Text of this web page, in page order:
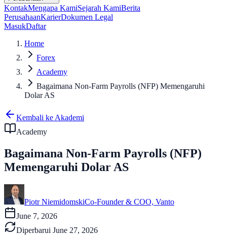
KontakMengapa KamiSejarah KamiBerita
PerusahaanKarierDokumen Legal
MasukDaftar
Home
Forex
Academy
Bagaimana Non-Farm Payrolls (NFP) Memengaruhi
Dolar AS
Kembali ke Akademi
Academy
Bagaimana Non-Farm Payrolls (NFP)
Memengaruhi Dolar AS
Piotr NiemidomskiCo-Founder & COO, Vanto
June 7, 2026
Diperbarui June 27, 2026